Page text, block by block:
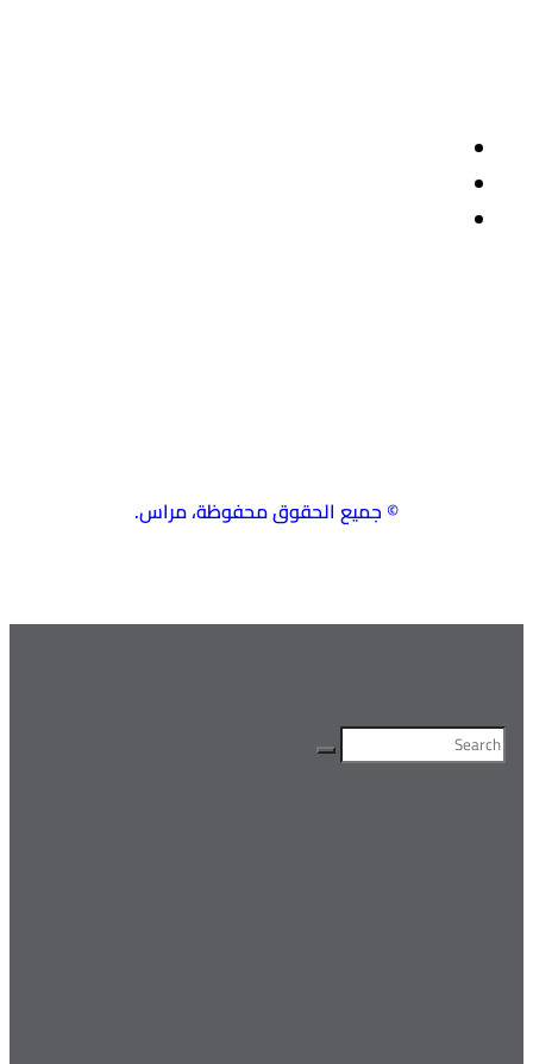
© جميع الحقوق محفوظة، مراس.